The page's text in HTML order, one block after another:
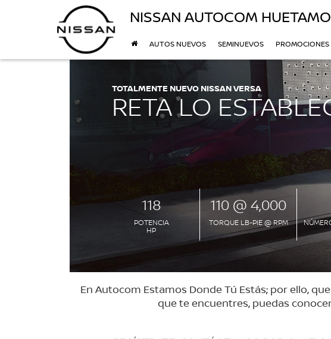
NISSAN AUTOCOM HUETAMO
AUTOS NUEVOS SEMINUEVOS PROMOCIONES
TOTALMENTE NUEVO NISSAN VERSA
RETA LO
118
POTENCIA
HP
110 @ 4,000
TORQUE LB-PIE @ RPM
En Autocom Estamos Donde Tú Estás; por ello,
que te encuentres, puedas